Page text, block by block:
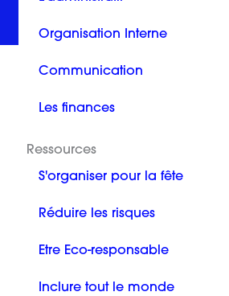
Organisation Interne
Communication
Les finances
Ressources
S'organiser pour la fête
Réduire les risques
Etre Eco-responsable
Inclure tout le monde